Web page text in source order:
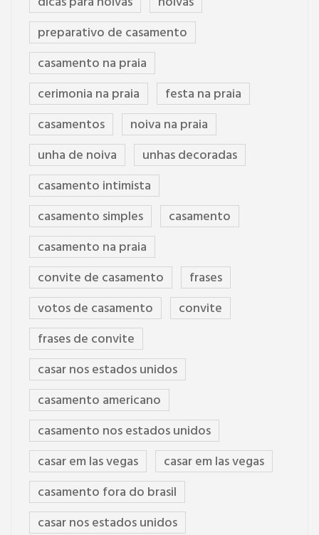
preparativo de casamento
casamento na praia
cerimonia na praia
festa na praia
casamentos
noiva na praia
unha de noiva
unhas decoradas
casamento intimista
casamento simples
casamento
casamento na praia
convite de casamento
frases
votos de casamento
convite
frases de convite
casar nos estados unidos
casamento americano
casamento nos estados unidos
casar em las vegas
casar em las vegas
casamento fora do brasil
casar nos estados unidos